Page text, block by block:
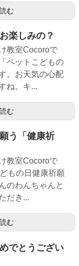
む
楽しみの？
教室Cocoroで
ペットこどもの
。お天気の心配
ね。キ...
む
う「健康祈
教室Cocoroで
もの日健康祈願
のわんちゃんと
だき...
む
でとうござい